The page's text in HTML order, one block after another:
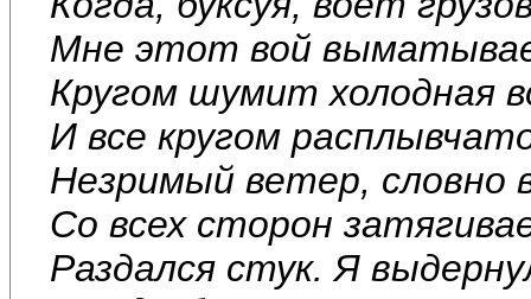
Мне этот вой
Кругом шумит холодная
И все кругом
Незримый ветер, словно
Со всех сторон
Раздался стук. Я